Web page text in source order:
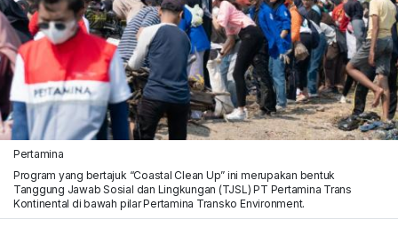
Pertamina
Program yang bertajuk “Coastal Clean Up” ini merupakan bentuk
Tanggung Jawab Sosial dan Lingkungan (TJSL) PT Pertamina Trans
Kontinental di bawah pilar Pertamina Transko Environment.